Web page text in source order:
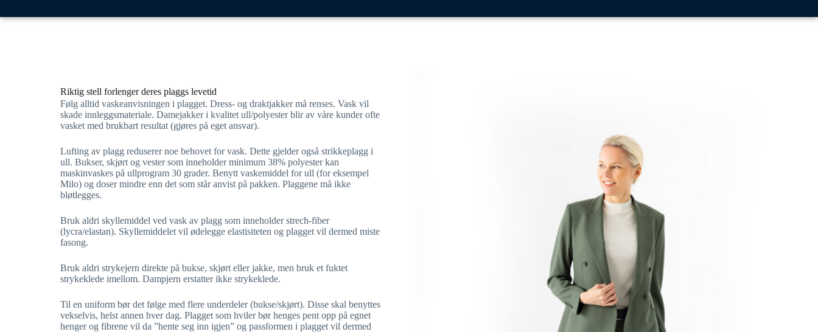
Riktig stell forlenger deres plaggs levetid
Følg alltid vaskeanvisningen i plagget. Dress- og draktjakker må renses. Vask vil
skade innleggsmateriale. Damejakker i kvalitet ull/polyester blir av våre kunder ofte
vasket med brukbart resultat (gjøres på eget ansvar).
Lufting av plagg reduserer noe behovet for vask. Dette gjelder også strikkeplagg i
ull. Bukser, skjørt og vester som inneholder minimum 38% polyester kan
maskinvaskes på ullprogram 30 grader. Benytt vaskemiddel for ull (for eksempel
Milo) og doser mindre enn det som står anvist på pakken. Plaggene må ikke
bløtlegges.
Bruk aldri skyllemiddel ved vask av plagg som inneholder strech-fiber
(lycra/elastan). Skyllemiddelet vil ødelegge elastisiteten og plagget vil dermed miste
fasong.
Bruk aldri strykejern direkte på bukse, skjørt eller jakke, men bruk et fuktet
strykeklede imellom. Dampjern erstatter ikke strykeklede.
Til en uniform bør det følge med flere underdeler (bukse/skjørt). Disse skal benyttes
vekselvis, helst annen hver dag. Plagget som hviler bør henges pent opp på egnet
henger og fibrene vil da ”hente seg inn igjen” og passformen i plagget vil dermed